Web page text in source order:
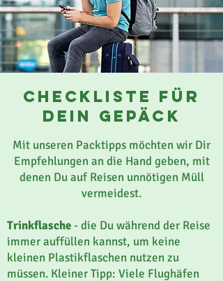
checkliste für
dein gepäck
Mit unseren Packtipps möchten wir Dir
Empfehlungen an die Hand geben, mit
denen Du auf Reisen unnötigen Müll
vermeidest.
Trinkflasche- die Du während der Reise
immer auffüllen kannst, um keine
kleinen Plastikflaschen nutzen zu
müssen. Kleiner Tipp: Viele Flughäfen